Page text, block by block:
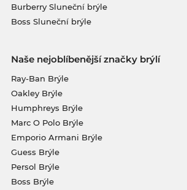
Burberry Sluneční brýle
Boss Sluneční brýle
Naše nejoblíbenější značky brýlí
Ray-Ban Brýle
Oakley Brýle
Humphreys Brýle
Marc O Polo Brýle
Emporio Armani Brýle
Guess Brýle
Persol Brýle
Boss Brýle